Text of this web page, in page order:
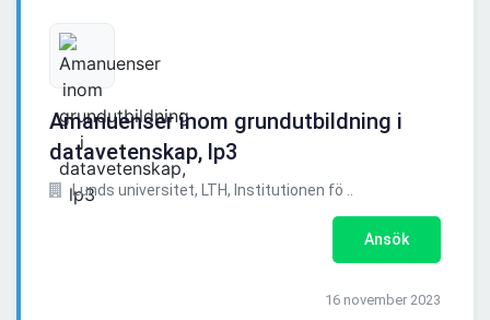
Amanuenser inom grundutbildning i
datavetenskap, lp3
Lunds universitet, LTH, Institutionen fö ..
Ansök
16 november 2023